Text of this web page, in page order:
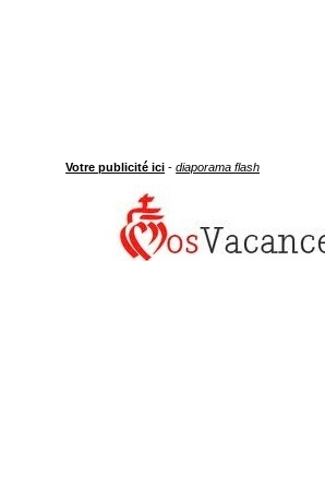
Votre publicité ici -diaporama flash